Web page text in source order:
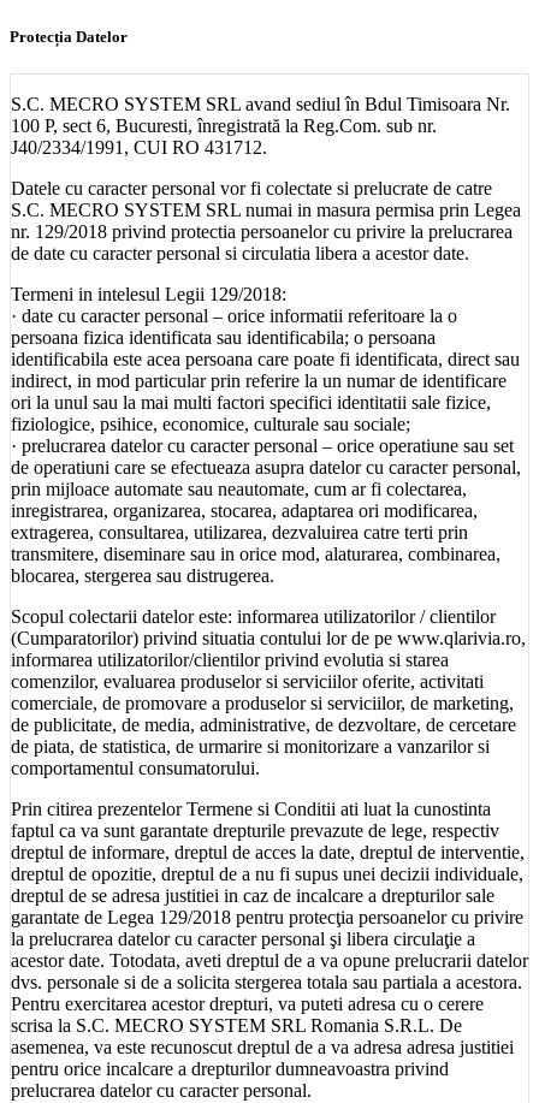
Protecția Datelor
S.C. MECRO SYSTEM SRL avand sediul în Bdul Timisoara Nr.
100 P, sect 6, Bucuresti, înregistrată la Reg.Com. sub nr.
J40/2334/1991, CUI RO 431712.
Datele cu caracter personal vor fi colectate si prelucrate de catre
S.C. MECRO SYSTEM SRL numai in masura permisa prin Legea
nr. 129/2018 privind protectia persoanelor cu privire la prelucrarea
de date cu caracter personal si circulatia libera a acestor date.
Termeni in intelesul Legii 129/2018:
· date cu caracter personal – orice informatii referitoare la o
persoana fizica identificata sau identificabila; o persoana
identificabila este acea persoana care poate fi identificata, direct sau
indirect, in mod particular prin referire la un numar de identificare
ori la unul sau la mai multi factori specifici identitatii sale fizice,
fiziologice, psihice, economice, culturale sau sociale;
· prelucrarea datelor cu caracter personal – orice operatiune sau set
de operatiuni care se efectueaza asupra datelor cu caracter personal,
prin mijloace automate sau neautomate, cum ar fi colectarea,
inregistrarea, organizarea, stocarea, adaptarea ori modificarea,
extragerea, consultarea, utilizarea, dezvaluirea catre terti prin
transmitere, diseminare sau in orice mod, alaturarea, combinarea,
blocarea, stergerea sau distrugerea.
Scopul colectarii datelor este: informarea utilizatorilor / clientilor
(Cumparatorilor) privind situatia contului lor de pe www.qlarivia.ro,
informarea utilizatorilor/clientilor privind evolutia si starea
comenzilor, evaluarea produselor si serviciilor oferite, activitati
comerciale, de promovare a produselor si serviciilor, de marketing,
de publicitate, de media, administrative, de dezvoltare, de cercetare
de piata, de statistica, de urmarire si monitorizare a vanzarilor si
comportamentul consumatorului.
Prin citirea prezentelor Termene si Conditii ati luat la cunostinta
faptul ca va sunt garantate drepturile prevazute de lege, respectiv
dreptul de informare, dreptul de acces la date, dreptul de interventie,
dreptul de opozitie, dreptul de a nu fi supus unei decizii individuale,
dreptul de se adresa justitiei in caz de incalcare a drepturilor sale
garantate de Legea 129/2018 pentru protecţia persoanelor cu privire
la prelucrarea datelor cu caracter personal şi libera circulaţie a
acestor date. Totodata, aveti dreptul de a va opune prelucrarii datelor
dvs. personale si de a solicita stergerea totala sau partiala a acestora.
Pentru exercitarea acestor drepturi, va puteti adresa cu o cerere
scrisa la S.C. MECRO SYSTEM SRL Romania S.R.L. De
asemenea, va este recunoscut dreptul de a va adresa adresa justitiei
pentru orice incalcare a drepturilor dumneavoastra privind
prelucrarea datelor cu caracter personal.